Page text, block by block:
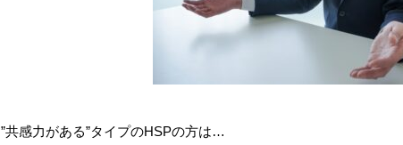
”共感力がある”タイプのHSPの方は…